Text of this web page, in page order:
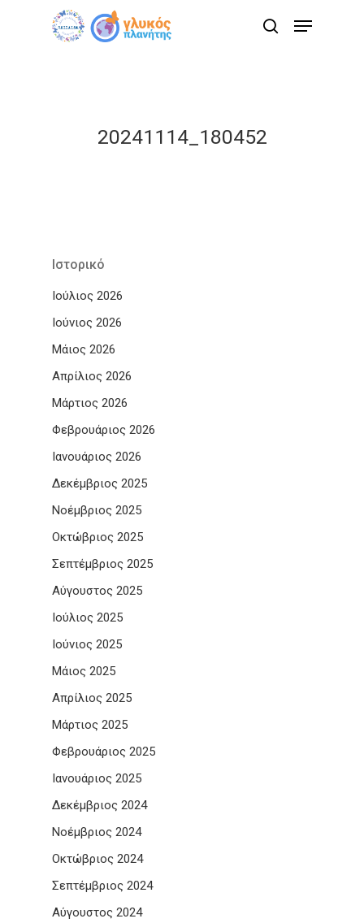
search
Menu
20241114_180452
Ιστορικό
Ιούλιος 2026
Ιούνιος 2026
Μάιος 2026
Απρίλιος 2026
Μάρτιος 2026
Φεβρουάριος 2026
Ιανουάριος 2026
Δεκέμβριος 2025
Νοέμβριος 2025
Οκτώβριος 2025
Σεπτέμβριος 2025
Αύγουστος 2025
Ιούλιος 2025
Ιούνιος 2025
Μάιος 2025
Απρίλιος 2025
Μάρτιος 2025
Φεβρουάριος 2025
Ιανουάριος 2025
Δεκέμβριος 2024
Νοέμβριος 2024
Οκτώβριος 2024
Σεπτέμβριος 2024
Αύγουστος 2024